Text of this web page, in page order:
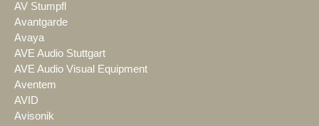
AV Stumpfl
Avantgarde
Avaya
AVE Audio Stuttgart
AVE Audio Visual Equipment
Aventem
AVID
Avisonik